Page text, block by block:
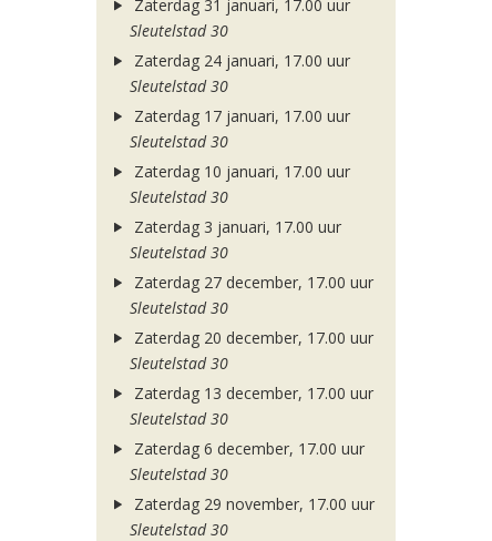
Zaterdag 31 januari, 17.00 uur
Sleutelstad 30
Zaterdag 24 januari, 17.00 uur
Sleutelstad 30
Zaterdag 17 januari, 17.00 uur
Sleutelstad 30
Zaterdag 10 januari, 17.00 uur
Sleutelstad 30
Zaterdag 3 januari, 17.00 uur
Sleutelstad 30
Zaterdag 27 december, 17.00 uur
Sleutelstad 30
Zaterdag 20 december, 17.00 uur
Sleutelstad 30
Zaterdag 13 december, 17.00 uur
Sleutelstad 30
Zaterdag 6 december, 17.00 uur
Sleutelstad 30
Zaterdag 29 november, 17.00 uur
Sleutelstad 30